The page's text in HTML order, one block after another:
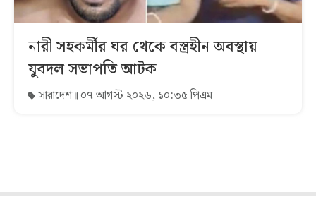
নারী সহকর্মীর ঘর থেকে বস্ত্রহীন অবস্থায়
যুবদল সভাপতি আটক
সারাদেশ ০৭ আগস্ট ২০২৬, ১০:৩৫ পিএম